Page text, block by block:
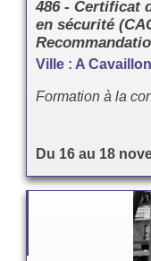
486 - Certificat
en sécurité
Ville : A
Formation à la
Du 16 au 18